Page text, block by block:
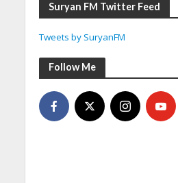
Suryan FM Twitter Feed
Tweets by SuryanFM
Follow Me